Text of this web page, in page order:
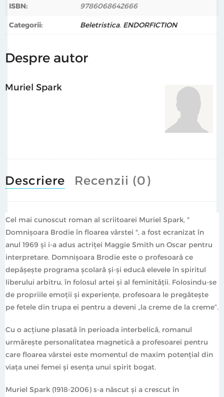
ISBN: 9786068642666
Categorii: Beletristica, ENDORFICTION
Despre autor
Muriel Spark
Descriere Recenzii (0)
Cel mai cunoscut roman al scriitoarei Muriel Spark, "
Domnişoara Brodie în floarea vârstei ", a fost ecranizat în
anul 1969 şi i-a adus actriţei Maggie Smith un Oscar pentru
interpretare. Domnişoara Brodie este o profesoară ce
depăşeşte programa şcolară şi-şi educă elevele în spiritul
liberului arbitru, în folosul artei şi al feminităţii. Folosindu-se
de propriile emoţii şi experienţe, profesoara le pregăteşte
pe fetele din trupa ei pentru a deveni „la creme de la creme”.
Cu o acţiune plasată în perioada interbelică, romanul
urmăreşte personalitatea magnetică a profesoarei pentru
care floarea vârstei este momentul de maxim potenţial din
viaţa unei femei şi esenţa unui spirit bogat.
Muriel Spark (1918-2006) s-a născut şi a crescut în